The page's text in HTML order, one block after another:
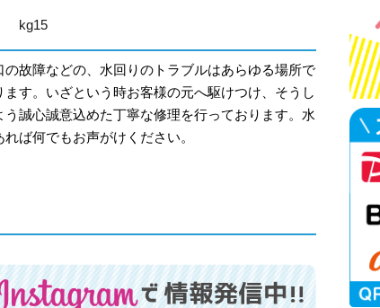
kg15
の故障などの、水回りのトラブルはあらゆる場所で
す。いざという時お客様の元へ駆けつけ、そうし
う誠心誠意込めた丁寧な修理を行っております。水
ば何でもお声がけください。